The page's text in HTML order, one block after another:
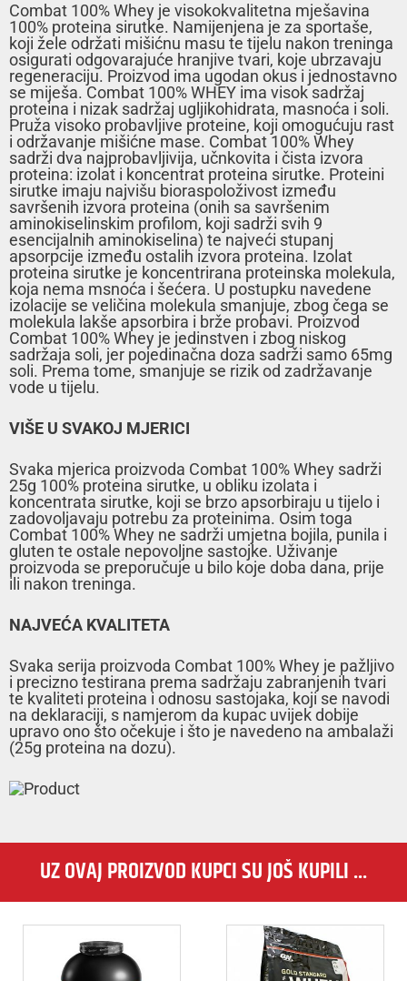
Combat 100% Whey je visokokvalitetna mješavina
100% proteina sirutke. Namijenjena je za sportaše,
koji žele održati mišićnu masu te tijelu nakon treninga
osigurati odgovarajuće hranjive tvari, koje ubrzavaju
regeneraciju. Proizvod ima ugodan okus i jednostavno
se miješa. Combat 100% WHEY ima visok sadržaj
proteina i nizak sadržaj ugljikohidrata, masnoća i soli.
Pruža visoko probavljive proteine, koji omogućuju rast
i održavanje mišićne mase. Combat 100% Whey
sadrži dva najprobavljivija, učnkovita i čista izvora
proteina: izolat i koncentrat proteina sirutke. Proteini
sirutke imaju najvišu bioraspoloživost između
savršenih izvora proteina (onih sa savršenim
aminokiselinskim profilom, koji sadrži svih 9
esencijalnih aminokiselina) te najveći stupanj
apsorpcije između ostalih izvora proteina. Izolat
proteina sirutke je koncentrirana proteinska molekula,
koja nema msnoća i šećera. U postupku navedene
izolacije se veličina molekula smanjuje, zbog čega se
molekula lakše apsorbira i brže probavi. Proizvod
Combat 100% Whey je jedinstven i zbog niskog
sadržaja soli, jer pojedinačna doza sadrži samo 65mg
soli. Prema tome, smanjuje se rizik od zadržavanje
vode u tijelu.
VIŠE U SVAKOJ MJERICI
Svaka mjerica proizvoda Combat 100% Whey sadrži
25g 100% proteina sirutke, u obliku izolata i
koncentrata sirutke, koji se brzo apsorbiraju u tijelo i
zadovoljavaju potrebu za proteinima. Osim toga
Combat 100% Whey ne sadrži umjetna bojila, punila i
gluten te ostale nepovoljne sastojke. Uživanje
proizvoda se preporučuje u bilo koje doba dana, prije
ili nakon treninga.
NAJVEĆA KVALITETA
Svaka serija proizvoda Combat 100% Whey je pažljivo
i precizno testirana prema sadržaju zabranjenih tvari
te kvaliteti proteina i odnosu sastojaka, koji se navodi
na deklaraciji, s namjerom da kupac uvijek dobije
upravo ono što očekuje i što je navedeno na ambalaži
(25g proteina na dozu).
UZ OVAJ PROIZVOD KUPCI SU JOŠ KUPILI ...